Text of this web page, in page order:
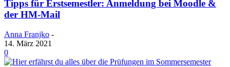
Tipps für Erstsemestler: Anmeldung bei Moodle &
der HM-Mail
Anna Franjko -
14. März 2021
0